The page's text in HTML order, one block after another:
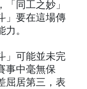
同工之妙」
」要在這場傳
。
」可能並未完
事中毫無保
屈居第三，表